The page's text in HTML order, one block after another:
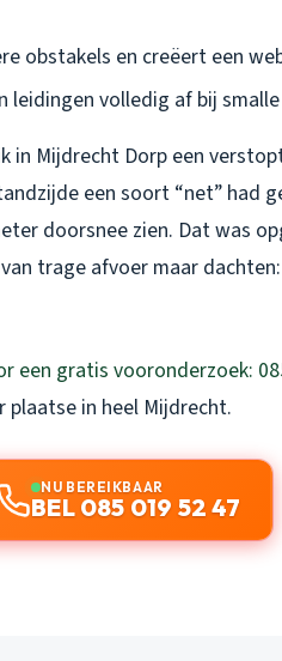
obstakels en creëert een
leidingen volledig af bij
in Mijdrecht Dorp een
een soort “net” had
doorsnee zien. Dat was
trage afvoer maar
een gratis vooronderzoek:
plaatse in heel Mijdrecht.
NU BEREIKBAAR
BEL 085 019 52 47